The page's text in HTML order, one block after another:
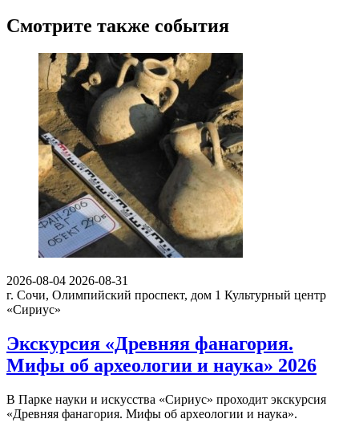
Смотрите также события
2026-08-04 2026-08-31
г. Сочи, Олимпийский проспект, дом 1 Культурный центр
«Сириус»
Экскурсия «Древняя фанагория.
Мифы об археологии и наука» 2026
В Парке науки и искусства «Сириус» проходит экскурсия
«Древняя фанагория. Мифы об археологии и наука».